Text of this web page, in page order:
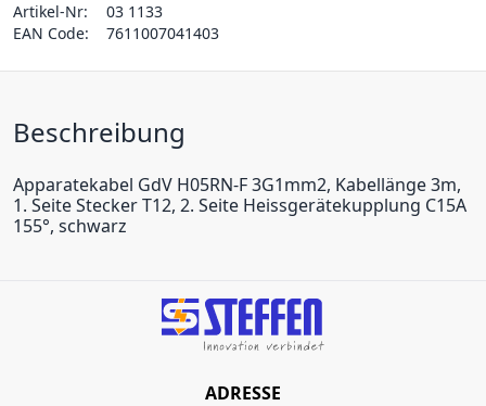
Artikel-Nr:
03 1133
EAN Code:
7611007041403
Beschreibung
Apparatekabel GdV H05RN-F 3G1mm2, Kabellänge 3m,
1. Seite Stecker T12, 2. Seite Heissgerätekupplung C15A
155°, schwarz
ADRESSE